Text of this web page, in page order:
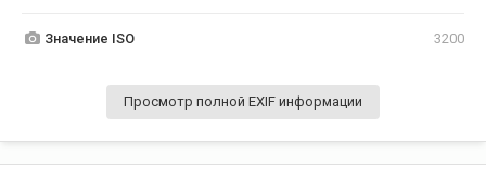
Значение ISO 3200
Просмотр полной EXIF информации